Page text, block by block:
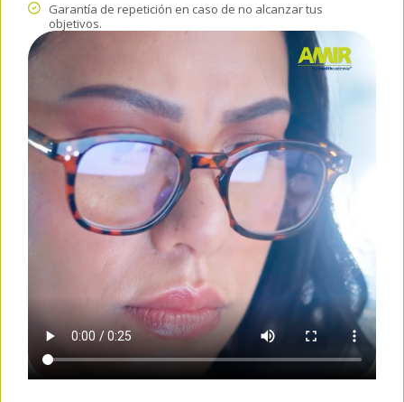
Garantía de repetición en caso de no alcanzar tus
objetivos.